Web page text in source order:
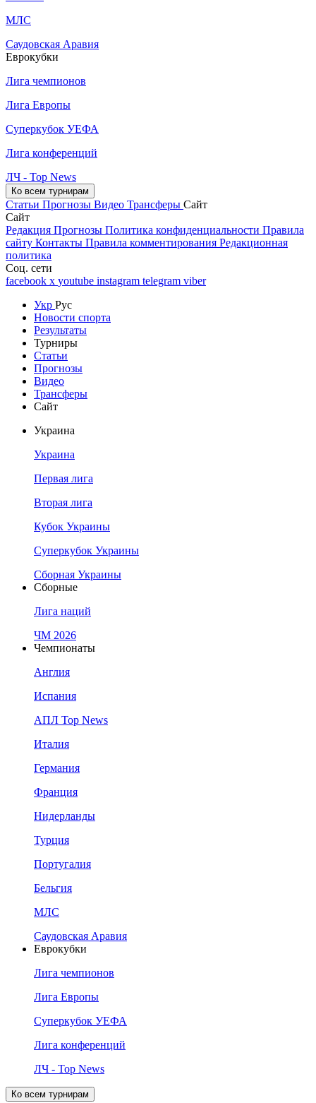
МЛС
Саудовская Аравия
Еврокубки
Лига чемпионов
Лига Европы
Суперкубок УЕФА
Лига конференций
ЛЧ - Top News
Ко всем турнирам
Статьи Прогнозы Видео Трансферы Сайт
Сайт
Редакция Прогнозы Политика конфиденциальности Правила
сайту Контакты Правила комментирования Редакционная
политика
Соц. сети
facebook x youtube instagram telegram viber
Укр Рус
Новости спорта
Результаты
Турниры
Статьи
Прогнозы
Видео
Трансферы
Сайт
Украина
Украина
Первая лига
Вторая лига
Кубок Украины
Суперкубок Украины
Сборная Украины
Сборные
Лига наций
ЧМ 2026
Чемпионаты
Англия
Испания
АПЛ Top News
Италия
Германия
Франция
Нидерланды
Турция
Португалия
Бельгия
МЛС
Саудовская Аравия
Еврокубки
Лига чемпионов
Лига Европы
Суперкубок УЕФА
Лига конференций
ЛЧ - Top News
Ко всем турнирам